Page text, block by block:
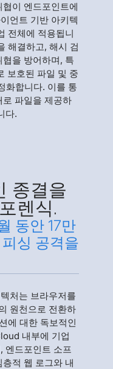
이 엔드포인트에
언트 기반 아키텍
전체에 적용됩니
해결하고, 해시 검
을 방어하며, 특
보호된 파일 및 중
화합니다. 이를 통
파일을 제공하
다.
종결을
렌식.
동안 17만
싱 공격을
처는 브라우저를
원천으로 전환하
에 대한 독보적인
내부에 기업
엔드포인트 소프
적 웹 로그와 내